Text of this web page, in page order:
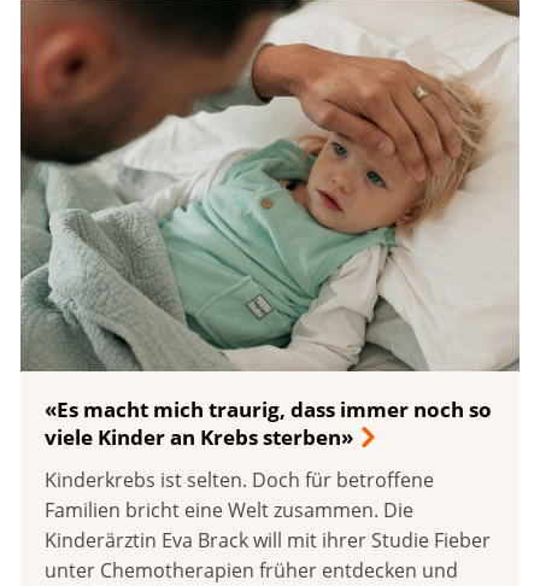
«Es macht mich traurig, dass immer noch so
viele Kinder an Krebs sterben»
Kinderkrebs ist selten. Doch für betroffene
Familien bricht eine Welt zusammen. Die
Kinderärztin Eva Brack will mit ihrer Studie Fieber
unter Chemotherapien früher entdecken und